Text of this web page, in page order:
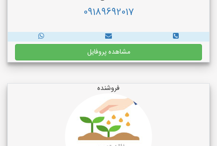
09189692017
مشاهده پروفایل
فروشنده